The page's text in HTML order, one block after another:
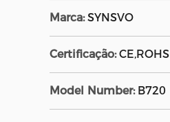
Marca: SYNSVO
Certificação: CE,ROHS
Model Number: B720